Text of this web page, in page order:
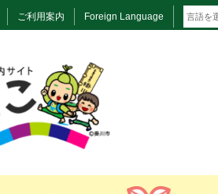
ご利用案内 Foreign Language